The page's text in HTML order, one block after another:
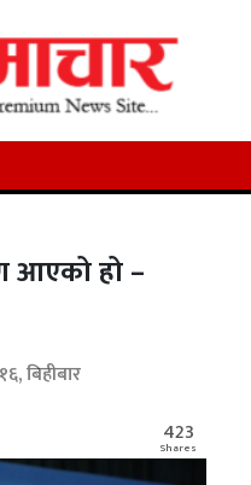
आएको हो –
बिहीबार
423
Shares